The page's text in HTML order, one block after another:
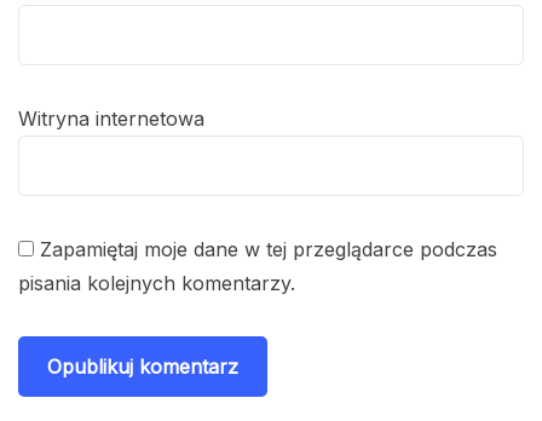
Witryna internetowa
Zapamiętaj moje dane w tej przeglądarce podczas
pisania kolejnych komentarzy.